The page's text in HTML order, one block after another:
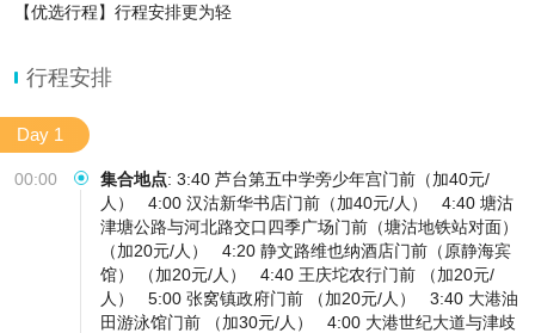
【优选行程】行程安排更为轻
行程安排
Day 1
00:00 集合地点: 3:40 芦台第五中学旁少年宫门前（加40元/
人）
4:00 汉沽新华书店门前（加40元/人）
4:40 塘沽
津塘公路与河北路交口四季广场门前（塘沽地铁站对面）
（加20元/人）
4:20 静文路维也纳酒店门前（原静海宾
馆） （加20元/人）
4:40 王庆坨农行门前 （加20元/
人）
5:00 张窝镇政府门前 （加20元/人）
3:40 大港油
田游泳馆门前 （加30元/人）
4:00 大港世纪大道与津歧